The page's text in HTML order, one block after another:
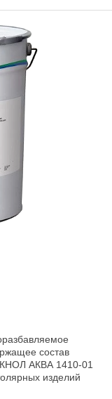
состав
АКВА 1410-01
изделий